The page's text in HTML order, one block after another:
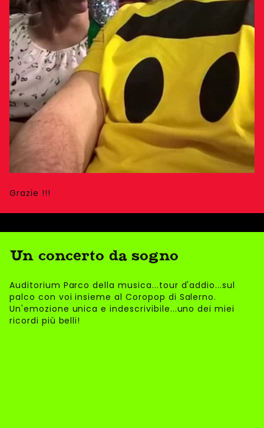
Grazie !!!
Un concerto da sogno
Auditorium Parco della musica...tour d'addio...sul
palco con voi insieme al Coropop di Salerno.
Un'emozione unica e indescrivibile...uno dei miei
ricordi più belli!